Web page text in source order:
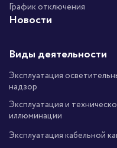
Виды деятельности
Эксплуатация
надзор
Эксплуатация и
иллюминации
Эксплуатация кабельной
График отключения
Новости